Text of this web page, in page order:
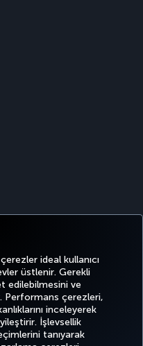
ideal kullanıcı
üstlenir. Gerekli
edilebilmesini ve
Performans çerezleri,
inceleyerek
İşlevsellik
tanıyarak
TiktokBlogPinterest